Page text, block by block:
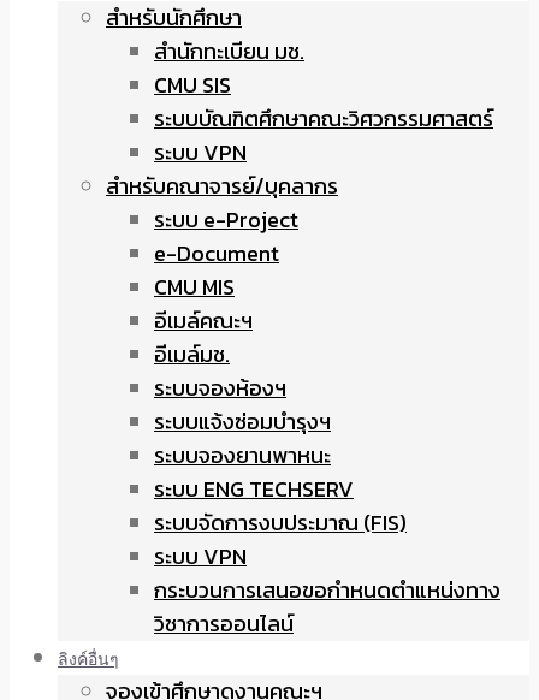
สำหรับนักศึกษา
สำนักทะเบียน มช.
CMU SIS
ระบบบัณฑิตศึกษาคณะวิศวกรรมศาสตร์
ระบบ VPN
สำหรับคณาจารย์/บุคลากร
ระบบ e-Project
e-Document
CMU MIS
อีเมล์คณะฯ
อีเมล์มช.
ระบบจองห้องฯ
ระบบแจ้งซ่อมบำรุงฯ
ระบบจองยานพาหนะ
ระบบ ENG TECHSERV
ระบบจัดการงบประมาณ (FIS)
ระบบ VPN
กระบวนการเสนอขอกำหนดตำแหน่งทาง
วิชาการออนไลน์
ลิงค์อื่นๆ
จองเข้าศึกษาดูงานคณะฯ